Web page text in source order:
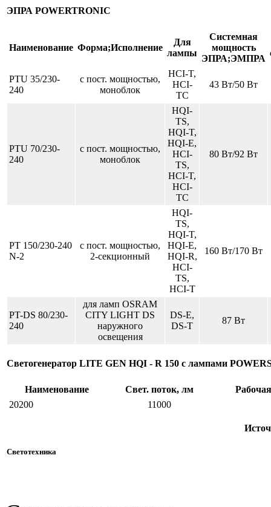
ЭПРА POWERTRONIC
Наименование Форма;Исполнение
Для
лампы
Системная
мощность
ЭПРА;ЭМПРА
PTU 35/230-
240
с пост. мощностью,
моноблок
HCI-T,
HCI-
TC
43 Вт/50 Вт
PTU 70/230-
240
с пост. мощностью,
моноблок
HQI-
TS,
HQI-T,
HQI-E,
HCI-
TS,
HCI-T,
HCI-
TC
80 Вт/92 Вт
PT 150/230-240
N-2
с пост. мощностью,
2-секционный
HQI-
TS,
HQI-T,
HQI-E,
HQI-R,
HCI-
TS,
HCI-T
160 Вт/170 Вт
PT-DS 80/230-
240
для ламп OSRAM
CITY LIGHT DS
наружного
освещения
DS-E,
DS-T
87 Вт
Светогенератор LITE GEN HQI - R 150 с лампами
Наименование Свет. поток, лм
20200
11000
Светотехника